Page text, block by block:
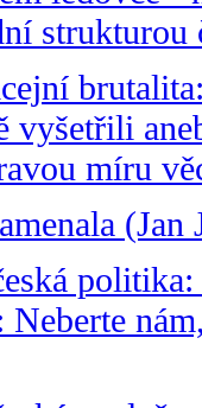
strukturou
vyšetřili
míru